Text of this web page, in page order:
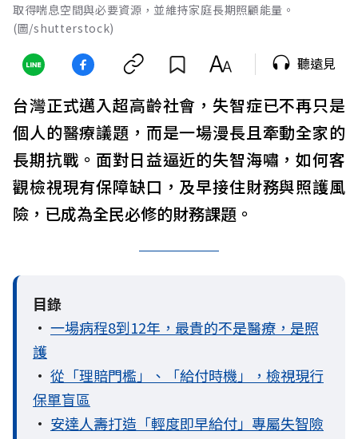
取得喘息空間與必要資源，並維持家庭長期照顧能量。
(圖/shutterstock)
聽遠見
台灣正式邁入超高齡社會，失智症已不再只是
個人的醫療議題，而是一場漫長且牽動全家的
長期抗戰。面對日益逼近的失智海嘯，如何客
觀檢視現有保障缺口，及早接住財務與照護風
險，已成為全民必修的財務課題。
目錄
• 一場病程8到12年，最貴的不是醫療，是照
護
• 從「理賠門檻」、「給付時機」，檢視現行
保單盲區
• 安達人壽打造「輕度即早給付」專屬失智險